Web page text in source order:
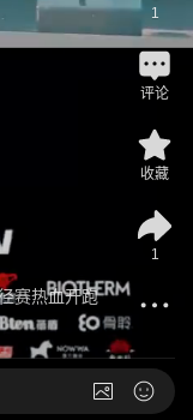
赛热血开跑
1
评论
收藏
1